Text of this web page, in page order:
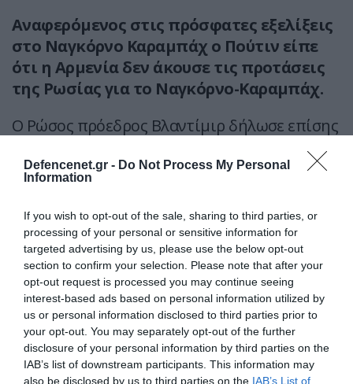
Defencenet.gr - Do Not Process My Personal
Information
If you wish to opt-out of the sale, sharing to third parties, or
processing of your personal or sensitive information for
targeted advertising by us, please use the below opt-out
section to confirm your selection. Please note that after your
opt-out request is processed you may continue seeing
interest-based ads based on personal information utilized by
us or personal information disclosed to third parties prior to
your opt-out. You may separately opt-out of the further
disclosure of your personal information by third parties on the
IAB’s list of downstream participants. This information may
also be disclosed by us to third parties on the IAB’s List of
Αναφερόμενος στις πρόσφατες εξελίξεις
στο Ναγκόρνο Καραμπάχ ο Πούτιν είπε
ότι η Αρμενία δεν άκουσε τις προτάσεις
της Ρωσίας για το Ναγκόρνο-Καραμπάχ.
Ο Ρώσος πρόεδρος Βλαντίμιρ δήλωσε επίσης
ότι η πολιτικοποίηση της Ομάδας των 20
μεγάλων οικονομιών (G20) είναι ένας
καταστροφή της. Επαίνεσε την Ινδία, για τη
μεσολάβηση της στην διατύπωση του
τελικού ανακοινωθέντος, το οποίο δεν
καταδίκασε τη Ρωσία για τις ενέργειές της
στην Ουκρανία.
Ο Πούτιν δήλωσε ότι η Ρωσία είναι
έτοιμη για διάλογο με την Ιαπωνία
σχετικά με την άρση των κυρώσεων, αλλά